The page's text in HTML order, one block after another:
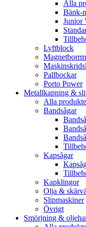
Alla
Bänk-
Junior
Lyftblock
Pallbockar
Porto Power
Metallkapning &
Alla
Bandsågar
Kapsågar
Kapklingor
Olja &
Slipmaskiner
Övrigt
Smörjning &